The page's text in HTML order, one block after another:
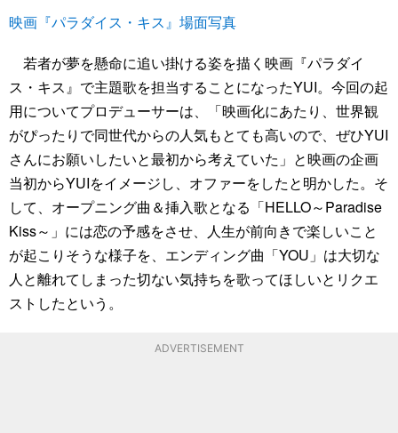
映画『パラダイス・キス』場面写真
若者が夢を懸命に追い掛ける姿を描く映画『パラダイ
ス・キス』で主題歌を担当することになったYUI。今回の起
用についてプロデューサーは、「映画化にあたり、世界観
がぴったりで同世代からの人気もとても高いので、ぜひYUI
さんにお願いしたいと最初から考えていた」と映画の企画
当初からYUIをイメージし、オファーをしたと明かした。そ
して、オープニング曲＆挿入歌となる「HELLO～Paradise
Kiss～」には恋の予感をさせ、人生が前向きで楽しいこと
が起こりそうな様子を、エンディング曲「YOU」は大切な
人と離れてしまった切ない気持ちを歌ってほしいとリクエ
ストしたという。
ADVERTISEMENT